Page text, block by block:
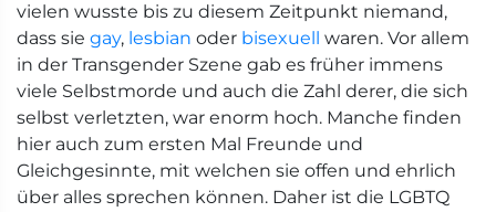
vielen wusste bis zu diesem Zeitpunkt niemand,
dass sie gay, lesbian oder bisexuell waren. Vor allem
in der Transgender Szene gab es früher immens
viele Selbstmorde und auch die Zahl derer, die sich
selbst verletzten, war enorm hoch. Manche finden
hier auch zum ersten Mal Freunde und
Gleichgesinnte, mit welchen sie offen und ehrlich
über alles sprechen können. Daher ist die LGBTQ